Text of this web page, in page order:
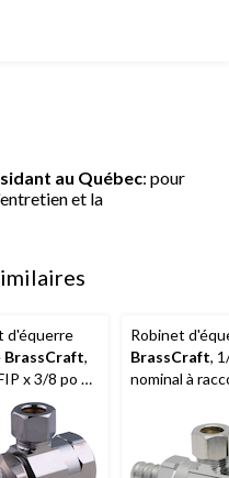
au Québec: pour
et la
d'équerre
BrassCraft,
x 3/8 po de
extérieur
Robinet
BrassCraft,
nominal à
diamètre